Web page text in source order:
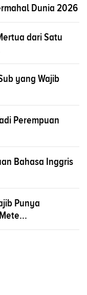
Dunia 2026
dari Satu
yang Wajib
Perempuan
Bahasa Inggris
Punya